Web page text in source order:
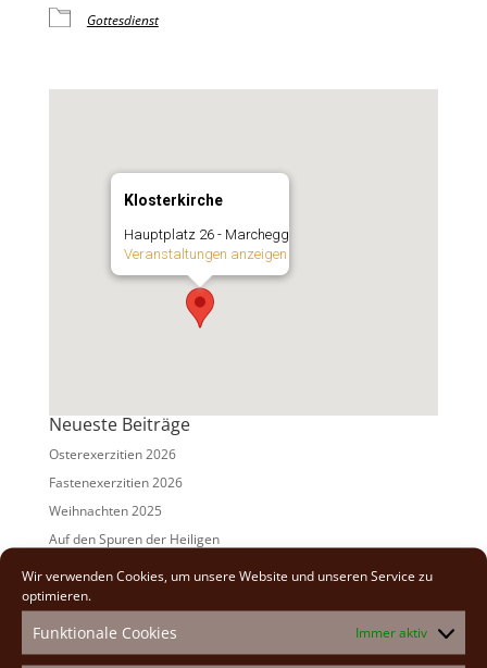
Wir verwenden Cookies, um unsere Website und unseren Service zu
optimieren.
Funktionale Cookies Immer aktiv
Gottesdienst
Klosterkirche
Hauptplatz 26 - Marchegg
Veranstaltungen anzeigen
Neueste Beiträge
Osterexerzitien 2026
Fastenexerzitien 2026
Weihnachten 2025
Auf den Spuren der Heiligen
Adventexerzitien 2025
2026(2)